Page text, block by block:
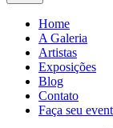
Home
A Galeria
Artistas
Exposições
Blog
Contato
Faça seu